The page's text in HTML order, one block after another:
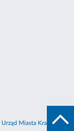
Urząd Miasta Krakowa